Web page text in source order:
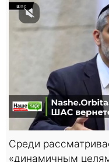
Среди
«динамичным